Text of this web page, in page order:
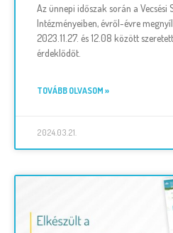
Az ünnepi időszak során a Vecsési
Intézményeiben, évről-évre
2023.11.27. és 12.08 között
érdeklődőt.
TOVÁBB OLVASOM »
2024.03.21.